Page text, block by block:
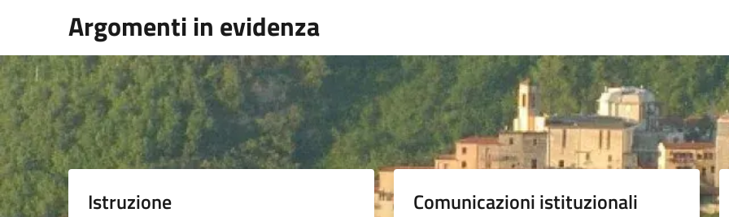
Argomenti in evidenza
Istruzione Comunicazioni istituzionali